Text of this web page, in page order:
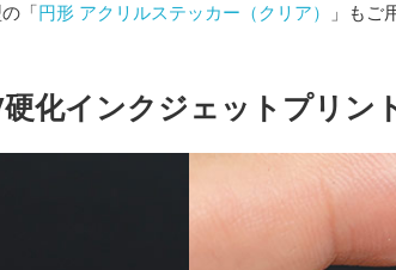
「円形 アクリルステッカー（クリア） 」もご
化インクジェットプリン